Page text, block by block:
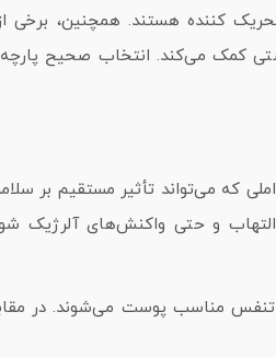
کننده هستند. همچنین، برخی
کمک می‌کند. انتخاب صحیح
که می‌تواند تأثیر مستقیم بر
و حتی واکنش‌های آلرژیک
تنفس مناسب پوست می‌شوند. در